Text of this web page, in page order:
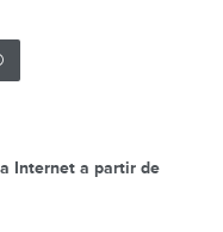
Internet a partir de